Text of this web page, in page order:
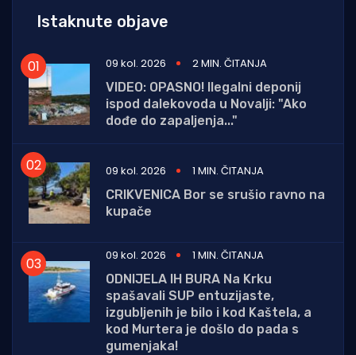
Istaknute objave
09 kol. 2026
2 MIN. ČITANJA
VIDEO: OPASNO! Ilegalni deponij
ispod dalekovoda u Novalji: "Ako
dođe do zapaljenja..."
09 kol. 2026
1 MIN. ČITANJA
CRIKVENICA Bor se srušio ravno na
kupače
09 kol. 2026
1 MIN. ČITANJA
ODNIJELA IH BURA Na Krku
spašavali SUP entuzijaste,
izgubljenih je bilo i kod Kaštela, a
kod Murtera je došlo do pada s
gumenjaka!